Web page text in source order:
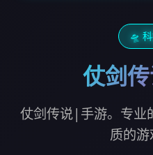
🛸
仗剑
仗剑传说|手游。专业
质的游